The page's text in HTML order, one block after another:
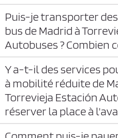
Puis-je transporter
bus de Madrid à
Autobuses ? Combien
Y a-t-il des services
à mobilité réduite de
Torrevieja Estación
réserver la place à